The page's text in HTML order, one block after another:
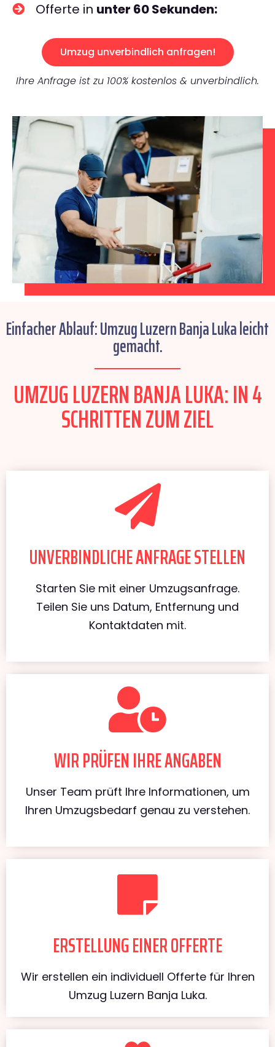
Offerte in unter 60 Sekunden:
Umzug unverbindlich anfragen!
Ihre Anfrage ist zu 100% kostenlos & unverbindlich.
Einfacher Ablauf: Umzug Luzern Banja Luka leicht
gemacht.
UMZUG LUZERN BANJA LUKA: IN 4
SCHRITTEN ZUM ZIEL
UNVERBINDLICHE ANFRAGE STELLEN
Starten Sie mit einer Umzugsanfrage.
Teilen Sie uns Datum, Entfernung und
Kontaktdaten mit.
WIR PRÜFEN IHRE ANGABEN
Unser Team prüft Ihre Informationen, um
Ihren Umzugsbedarf genau zu verstehen.
ERSTELLUNG EINER OFFERTE
Wir erstellen ein individuell Offerte für Ihren
Umzug Luzern Banja Luka.